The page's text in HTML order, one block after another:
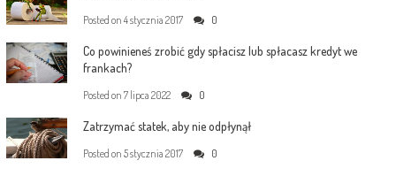
Posted on 4 stycznia 2017 0
Co powinieneś zrobić gdy spłacisz lub spłacasz kredyt we
frankach?
Posted on 7 lipca 2022 0
Zatrzymać statek, aby nie odpłynął
Posted on 5 stycznia 2017 0